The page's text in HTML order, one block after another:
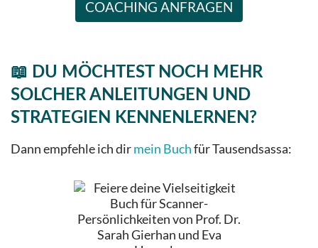
COACHING ANFRAGEN
📖 DU MÖCHTEST NOCH MEHR
SOLCHER ANLEITUNGEN UND
STRATEGIEN KENNENLERNEN?
Dann empfehle ich dirmein Buchfür Tausendsassa: